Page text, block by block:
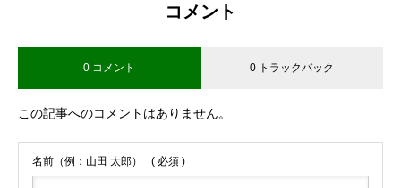
コメント
0 コメント 0 トラックバック
この記事へのコメントはありません。
名前（例：山田 太郎） ( 必須 )